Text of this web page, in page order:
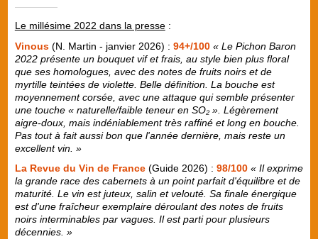
Le millésime 2022 dans la presse:
Vinous(N. Martin - janvier 2026) : 94+/100 « Le Pichon Baron
2022 présente un bouquet vif et frais, au style bien plus floral
que ses homologues, avec des notes de fruits noirs et de
myrtille teintées de violette. Belle définition. La bouche est
moyennement corsée, avec une attaque qui semble présenter
une touche « naturelle/faible teneur en SO₂ ». Légèrement
aigre-doux, mais indéniablement très raffiné et long en bouche.
Pas tout à fait aussi bon que l'année dernière, mais reste un
excellent vin. »
La Revue du Vin de France (Guide 2026) : 98/100 « Il exprime
la grande race des cabernets à un point parfait d'équilibre et de
maturité. Le vin est juteux, salin et velouté. Sa finale énergique
est d'une fraîcheur exemplaire déroulant des notes de fruits
noirs interminables par vagues. Il est parti pour plusieurs
décennies. »